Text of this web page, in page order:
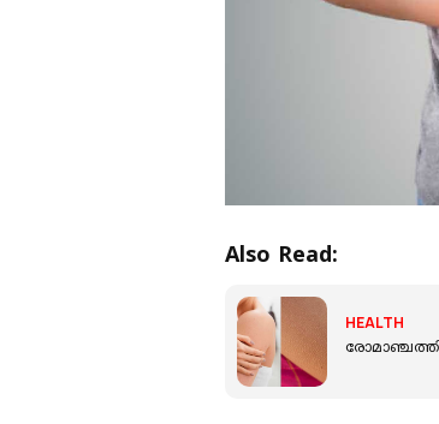
Also Read:
HEALTH